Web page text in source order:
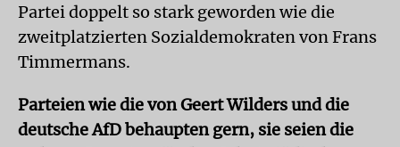
Partei doppelt so stark geworden wie die
zweitplatzierten Sozialdemokraten von Frans
Timmermans.
Parteien wie die von Geert Wilders und die
deutsche AfD behaupten gern, sie seien die